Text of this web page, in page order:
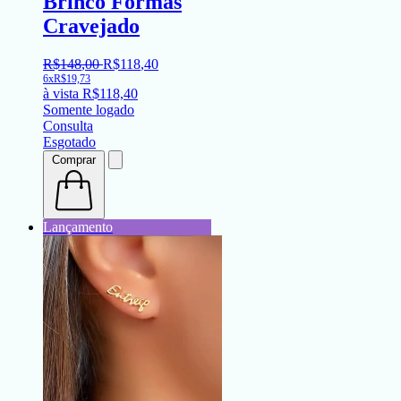
Cravejado
R$148,00 R$118,40
6xR$19,73
à vista R$118,40
Somente logado
Consulta
Esgotado
Comprar